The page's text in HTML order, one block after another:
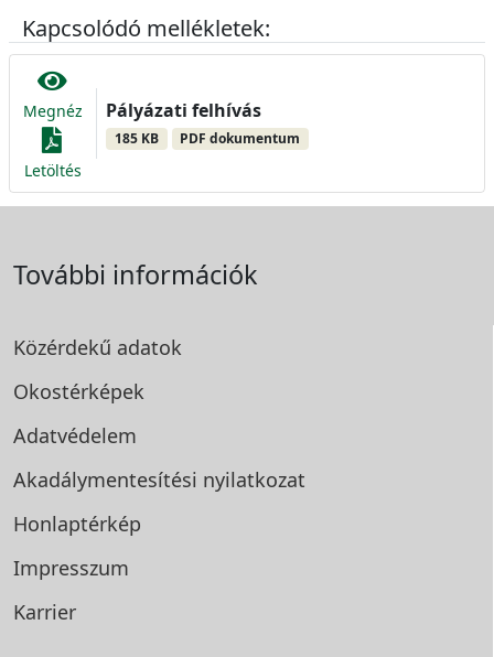
Kapcsolódó mellékletek:
Megnéz
Letöltés
Pályázati felhívás
185 KB PDF dokumentum
További információk
Közérdekű adatok
Okostérképek
Adatvédelem
Akadálymentesítési nyilatkozat
Honlaptérkép
Impresszum
Karrier